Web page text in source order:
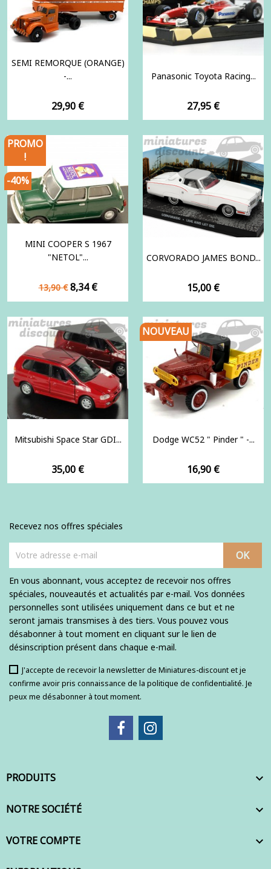
SEMI REMORQUE (ORANGE)
-...
Prix
29,90 €
Panasonic Toyota Racing...
Prix
27,95 €
MINI COOPER S 1967
"NETOL"...
Prix
de
13,90 € Prix
8,34 €
PROMO
!
-40%
CORVORADO JAMES BOND...
Prix
15,00 €
Mitsubishi Space Star GDI...
Prix
35,00 €
Dodge WC52 " Pinder " -...
Prix
16,90 €
NOUVEAU
Recevez nos offres spéciales
En vous abonnant, vous acceptez de recevoir nos offres
spéciales, nouveautés et actualités par e-mail. Vos données
personnelles sont utilisées uniquement dans ce but et ne
seront jamais transmises à des tiers. Vous pouvez vous
désabonner à tout moment en cliquant sur le lien de
désinscription présent dans chaque e-mail.
J'accepte de recevoir la newsletter de Miniatures-discount et je
confirme avoir pris connaissance de la politique de confidentialité. Je
peux me désabonner à tout moment.
PRODUITS 
NOTRE SOCIÉTÉ 
VOTRE COMPTE 